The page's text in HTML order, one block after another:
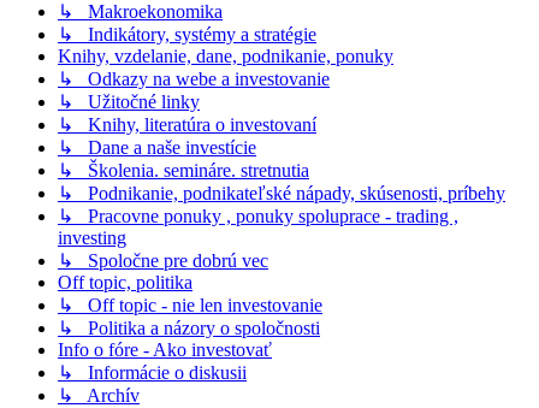
↳ Makroekonomika
↳ Indikátory, systémy a stratégie
Knihy, vzdelanie, dane, podnikanie, ponuky
↳ Odkazy na webe a investovanie
↳ Užitočné linky
↳ Knihy, literatúra o investovaní
↳ Dane a naše investície
↳ Školenia. semináre. stretnutia
↳ Podnikanie, podnikateľské nápady, skúsenosti, príbehy
↳ Pracovne ponuky , ponuky spoluprace - trading ,
investing
↳ Spoločne pre dobrú vec
Off topic, politika
↳ Off topic - nie len investovanie
↳ Politika a názory o spoločnosti
Info o fóre - Ako investovať
↳ Informácie o diskusii
↳ Archív